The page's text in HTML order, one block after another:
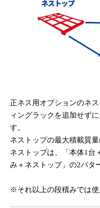
正ネス用オプションのネ
ィングラックを追加せず
す。
ネストップの最大積載質量
ネストップは、「本体1台
み＋ネストップ」の2パタ
※それ以上の段積みでは使